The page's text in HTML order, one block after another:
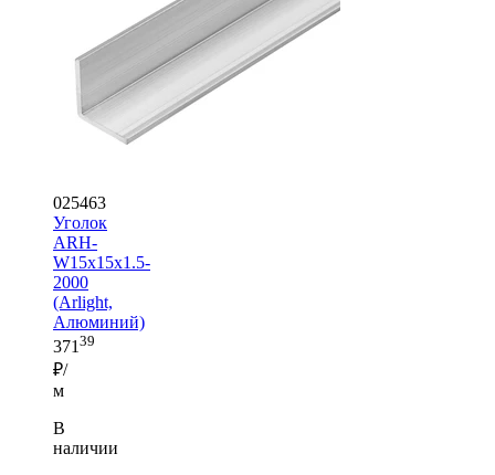
025463
Уголок
ARH-
W15x15x1.5-
2000
(Arlight,
Алюминий)
371 39
₽/
м
В
наличии